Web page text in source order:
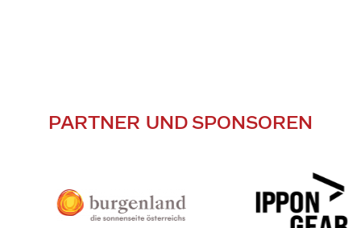
PARTNER UND SPONSOREN